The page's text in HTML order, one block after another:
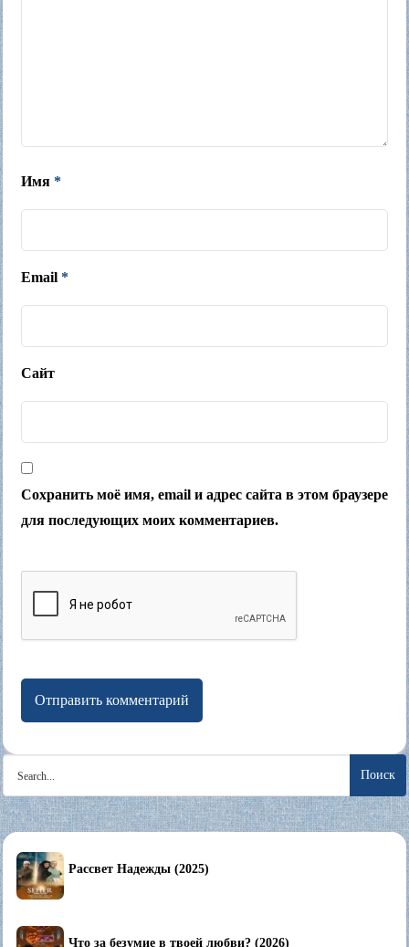
Имя *
Email *
Сайт
Сохранить моё имя, email и адрес сайта в этом браузере
для последующих моих комментариев.
Search
for:
Рассвет Надежды (2025)
Что за безумие в твоей любви? (2026)